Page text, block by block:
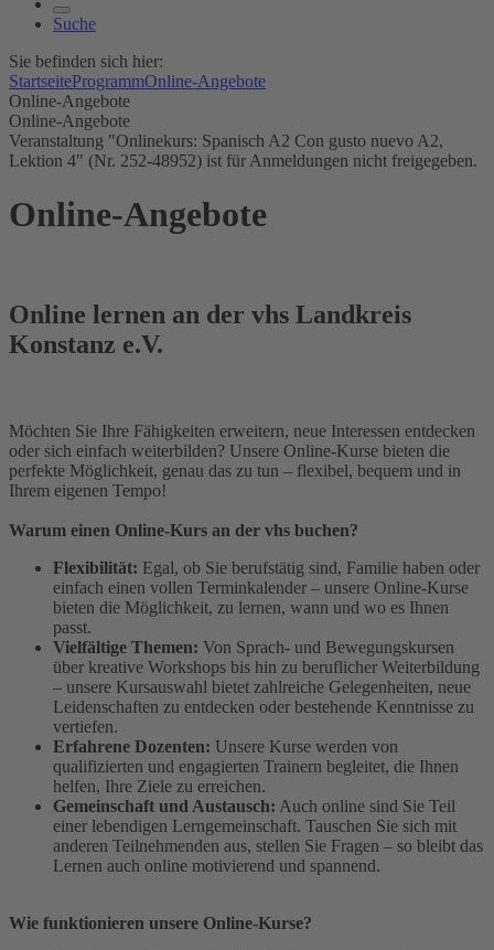
Suche
Sie befinden sich hier:
StartseiteProgrammOnline-Angebote
Online-Angebote
Online-Angebote
Veranstaltung "Onlinekurs: Spanisch A2 Con gusto nuevo A2,
Lektion 4" (Nr. 252-48952) ist für Anmeldungen nicht freigegeben.
Online-Angebote
Online lernen an der vhs Landkreis
Konstanz e.V.
Möchten Sie Ihre Fähigkeiten erweitern, neue Interessen entdecken
oder sich einfach weiterbilden? Unsere Online-Kurse bieten die
perfekte Möglichkeit, genau das zu tun – flexibel, bequem und in
Ihrem eigenen Tempo!
Warum einen Online-Kurs an der vhs buchen?
Flexibilität: Egal, ob Sie berufstätig sind, Familie haben oder
einfach einen vollen Terminkalender – unsere Online-Kurse
bieten die Möglichkeit, zu lernen, wann und wo es Ihnen
passt.
Vielfältige Themen: Von Sprach- und Bewegungskursen
über kreative Workshops bis hin zu beruflicher Weiterbildung
– unsere Kursauswahl bietet zahlreiche Gelegenheiten, neue
Leidenschaften zu entdecken oder bestehende Kenntnisse zu
vertiefen.
Erfahrene Dozenten: Unsere Kurse werden von
qualifizierten und engagierten Trainern begleitet, die Ihnen
helfen, Ihre Ziele zu erreichen.
Gemeinschaft und Austausch: Auch online sind Sie Teil
einer lebendigen Lerngemeinschaft. Tauschen Sie sich mit
anderen Teilnehmenden aus, stellen Sie Fragen – so bleibt das
Lernen auch online motivierend und spannend.
Wie funktionieren unsere Online-Kurse?